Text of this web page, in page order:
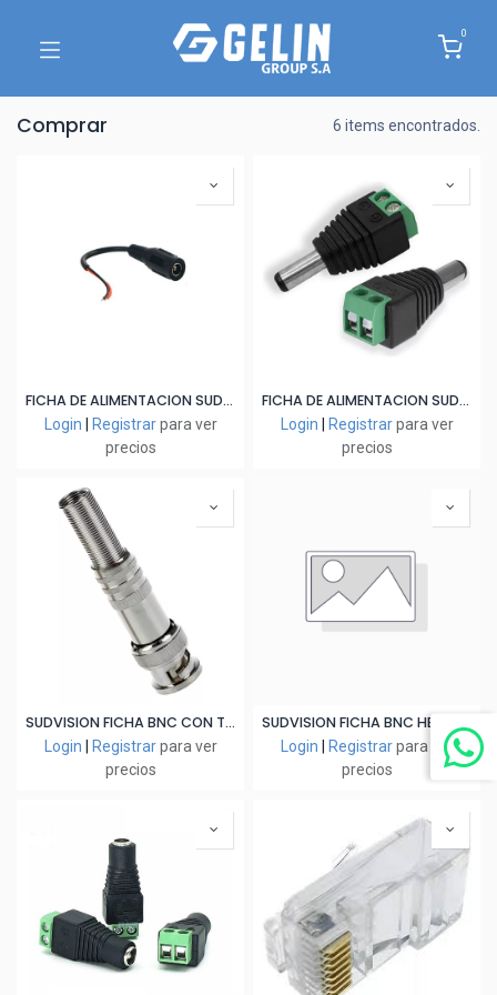
0
Comprar 6 items encontrados.
FICHA DE ALIMENTACION SUDVISION HEMBRA CON CABLE
Login Registrar para ver
precios
FICHA DE ALIMENTACION SUDVISION MACHO CON BORNERA
Login Registrar para ver
precios
SUDVISION FICHA BNC CON TORNILLO
Login Registrar para ver
precios
Login Registrar para ver
precios